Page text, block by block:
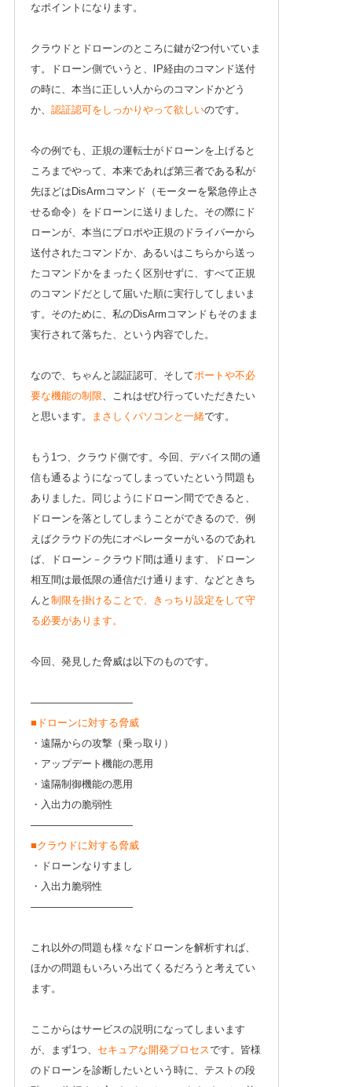
なポイントになります。
クラウドとドローンのところに鍵が2つ付いていま
す。ドローン側でいうと、IP経由のコマンド送付
の時に、本当に正しい人からのコマンドかどう
か、 認証認可をしっかりやって欲しいのです。
今の例でも、正規の運転士がドローンを上げると
ころまでやって、本来であれば第三者である私が
先ほどはDisArmコマンド（モーターを緊急停止さ
せる命令）をドローンに送りました。その際にド
ローンが、本当にプロポや正規のドライバーから
送付されたコマンドか、あるいはこちらから送っ
たコマンドかをまったく区別せずに、すべて正規
のコマンドだとして届いた順に実行してしまいま
す。そのために、私のDisArmコマンドもそのまま
実行されて落ちた、という内容でした。
なので、ちゃんと認証認可、そしてポートや不必
要な機能の制限 、これはぜひ行っていただきたい
と思います。
まさしくパソコンと一緒です。
もう1つ、クラウド側です。今回、デバイス間の通
信も通るようになってしまっていたという問題も
ありました。同じようにドローン間でできると、
ドローンを落としてしまうことができるので、例
えばクラウドの先にオペレーターがいるのであれ
ば、ドローン－クラウド間は通ります、ドローン
相互間は最低限の通信だけ通ります、などときち
んと 制限を掛けることで、きっちり設定をして守
る必要があります。
今回、発見した脅威は以下のものです。
——————————
■ドローンに対する脅威
・遠隔からの攻撃（乗っ取り）
・アップデート機能の悪用
・遠隔制御機能の悪用
・入出力の脆弱性
——————————
■クラウドに対する脅威
・ドローンなりすまし
・入出力脆弱性
——————————
これ以外の問題も様々なドローンを解析すれば、
ほかの問題もいろいろ出てくるだろうと考えてい
ます。
ここからはサービスの説明になってしまいます
が、まず1つ、 セキュアな開発プロセスです。皆様
のドローンを診断したいという時に、テストの段